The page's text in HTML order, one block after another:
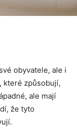
obyvatele, ale i
které způsobují,
ale mají
že tyto